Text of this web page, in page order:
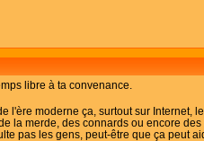
libre à ta convenance.
l'ère moderne ça, surtout sur Internet,
la merde, des connards ou encore
pas les gens, peut-être que ça peut